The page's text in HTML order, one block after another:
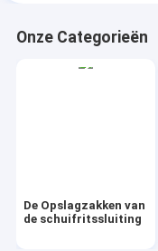
Tape-label
Onze Categorieën
De Opslagzakken van
de schuifritssluiting